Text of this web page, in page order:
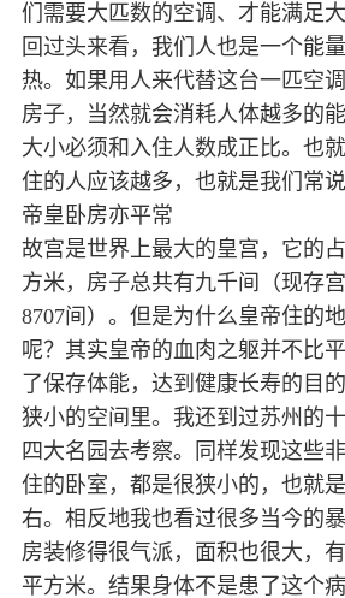
们需要大匹数的空调、才能满足大
回过头来看，我们人也是一个能
热。如果用人来代替这台一匹空
房子，当然就会消耗人体越多的
大小必须和入住人数成正比。也
住的人应该越多，也就是我们常说
帝皇卧房亦平常
故宫是世界上最大的皇宫，它的
方米，房子总共有九千间（现存
8707间）。但是为什么皇帝住的
呢？其实皇帝的血肉之躯并不比
了保存体能，达到健康长寿的目
狭小的空间里。我还到过苏州的
四大名园去考察。同样发现这些
住的卧室，都是很狭小的，也就
右。相反地我也看过很多当今的
房装修得很气派，面积也很大，
平方米。结果身体不是患了这个